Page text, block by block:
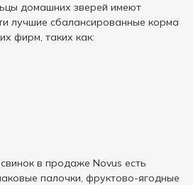
домашних зверей имеют
лучшие сбалансированные корма
фирм, таких как:
в продаже Novus есть
палочки, фруктово-ягодные